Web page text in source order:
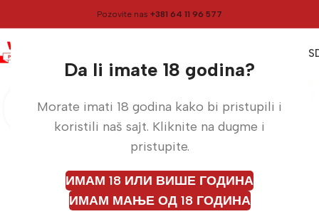
Da li imate 18 godina?
Morate imati 18 godina kako bi pristupili i
koristili naš sajt. Kliknite na dugme i
pristupite.
ИМАМ 18 ИЛИ ВИШЕ ГОДИНА
ИМАМ МАЊЕ ОД 18 ГОДИНА
Pozovite nas +381 64 11 96 577
Meni
Početna Baklje